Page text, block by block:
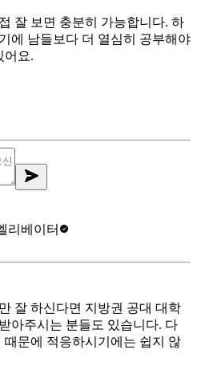
잘 보면 충분히 가능합니다. 하
에 남들보다 더 열심히 공부해야
어요.
리베이터
잘 하신다면 지방권 공대 대학
아주시는 분들도 있습니다. 다
때문에 적응하시기에는 쉽지 않